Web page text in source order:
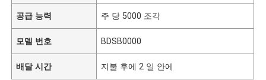
공급 능력 주 당 5000 조각
모델 번호 BDSB0000
배달 시간 지불 후에 2 일 안에